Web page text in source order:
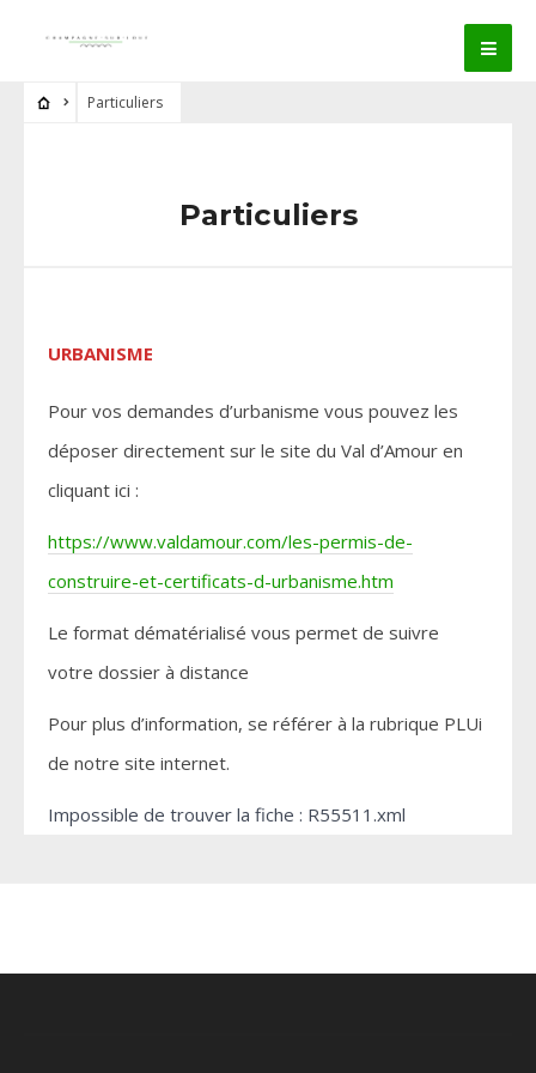
Particuliers
Particuliers
URBANISME
Pour vos demandes d’urbanisme vous pouvez les
déposer directement sur le site du Val d’Amour en
cliquant ici :
https://www.valdamour.com/les-permis-de-
construire-et-certificats-d-urbanisme.htm
Le format dématérialisé vous permet de suivre
votre dossier à distance
Pour plus d’information, se référer à la rubrique PLUi
de notre site internet.
Impossible de trouver la fiche : R55511.xml